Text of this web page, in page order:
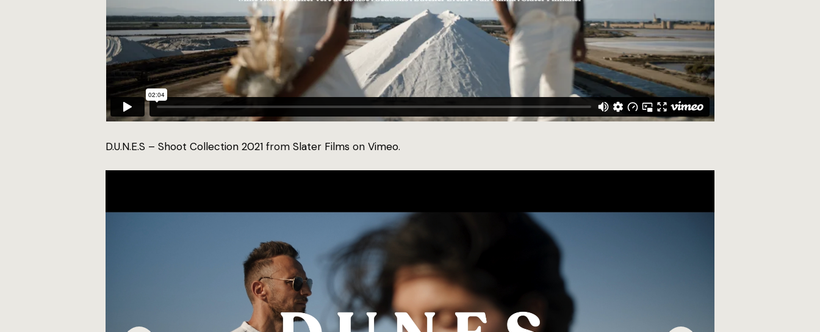
D.U.N.E.S – Shoot Collection 2021 from Slater Films on Vimeo.